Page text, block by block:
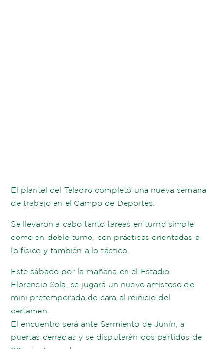
El plantel del Taladro completó una nueva semana
de trabajo en el Campo de Deportes.
Se llevaron a cabo tanto tareas en turno simple
como en doble turno, con prácticas orientadas a
lo físico y también a lo táctico.
Este sábado por la mañana en el Estadio
Florencio Sola, se jugará un nuevo amistoso de
mini pretemporada de cara al reinicio del
certamen.
El encuentro será ante Sarmiento de Junín, a
puertas cerradas y se disputarán dos partidos de